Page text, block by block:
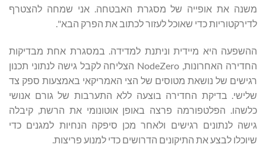
משנה את אופייה של מסגרת האבטחה. אני שמחה להצטרף
לדירקטוריות כדי שאוכל לעזור לכתוב את הפרק הבא".
ההשפעה היא מיידית וניתנת למדידה. במסגרת אחת מבדיקות
החדירה האחרונות, NodeZero הצליחה לקבל גישה לנתוני תכנון
רגישים של נושאת מטוסים של הצי האמריקאי באמצעות ספק צד
שלישי. בדיקת החדירה בוצעה ללא התערבות של גורם אנושי
כלשהו. הפלטפורמה פרצה באופן אוטונומי את הרשת, קיבלה
גישה לנתונים רגישים ולאחר מכן סיפקה הנחיות למגנים כדי
שיוכלו לבצע את התיקונים הדרושים כדי למנוע פריצות.